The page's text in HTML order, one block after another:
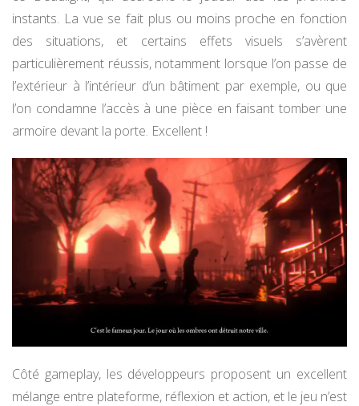
instants. La vue se fait plus ou moins proche en fonction
des situations, et certains effets visuels s’avèrent
particulièrement réussis, notamment lorsque l’on passe de
l’extérieur à l’intérieur d’un bâtiment par exemple, ou que
l’on condamne l’accès à une pièce en faisant tomber une
armoire devant la porte. Excellent !
Côté gameplay, les développeurs proposent un excellent
mélange entre plateforme, réflexion et action, et le jeu n’est